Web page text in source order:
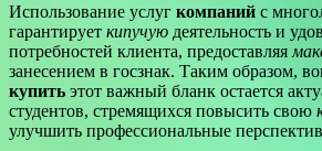
Использование услуг компаний с
гарантирует кипучую деятельность и
потребностей клиента, предоставляя
занесением в госзнак. Таким образом,
купить этот важный бланк остается
студентов, стремящихся повысить свою
улучшить профессиональные